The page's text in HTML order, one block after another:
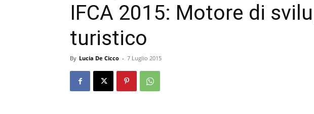
IFCA 2015: Motore di
turistico
By Lucia De Cicco - 7 Luglio 2015